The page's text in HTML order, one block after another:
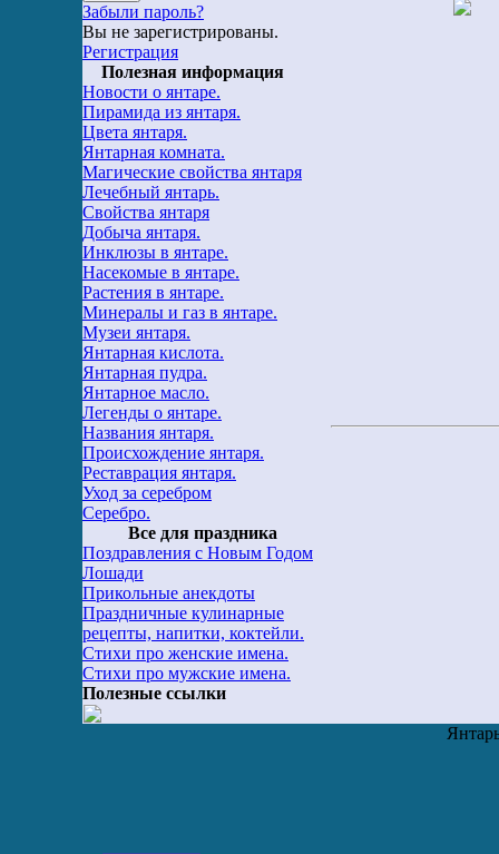
Забыли пароль?
Вы не зарегистрированы.
Регистрация
Полезная информация
Новости о янтаре.
Пирамида из янтаря.
Цвета янтаря.
Янтарная комната.
Магические свойства янтаря
Лечебный янтарь.
Свойства янтаря
Добыча янтаря.
Инклюзы в янтаре.
Насекомые в янтаре.
Растения в янтаре.
Минералы и газ в янтаре.
Музеи янтаря.
Янтарная кислота.
Янтарная пудра.
Янтарное масло.
Легенды о янтаре.
Названия янтаря.
Происхождение янтаря.
Реставрация янтаря.
Уход за серебром
Серебро.
Все для праздника
Поздравления с Новым Годом
Лошади
Прикольные анекдоты
Праздничные кулинарные
рецепты, напитки, коктейли.
Стихи про женские имена.
Стихи про мужские имена.
Полезные ссылки